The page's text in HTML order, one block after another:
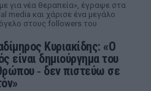
για νέα θεραπεία», έγραψε στα
media και χάρισε ένα μεγάλο
στους followers του
Κυριακίδης: «Ο
είναι δημιούργημα του
‑ δεν πιστεύω σε